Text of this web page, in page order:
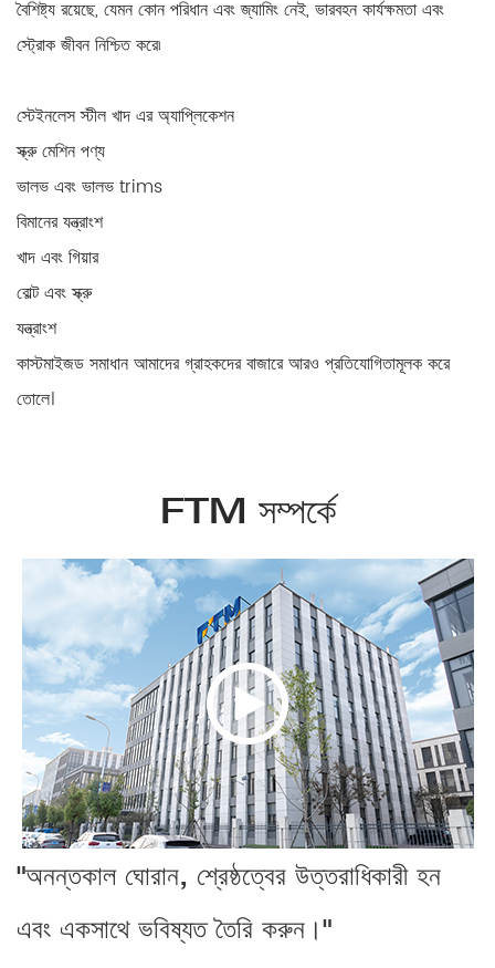
বৈশিষ্ট্য রয়েছে, যেমন কোন পরিধান এবং জ্যামিং নেই, ভারবহন কার্যক্ষমতা এবং
স্ট্রোক জীবন নিশ্চিত করে৷
স্টেইনলেস স্টীল খাদ এর অ্যাপ্লিকেশন
স্ক্রু মেশিন পণ্য
ভালভ এবং ভালভ trims
বিমানের যন্ত্রাংশ
খাদ এবং গিয়ার
বোল্ট এবং স্ক্রু
যন্ত্রাংশ
কাস্টমাইজড সমাধান আমাদের গ্রাহকদের বাজারে আরও প্রতিযোগিতামূলক করে
তোলে।
FTM সম্পর্কে
"অনন্তকাল ঘোরান, শ্রেষ্ঠত্বের উত্তরাধিকারী হন
এবং একসাথে ভবিষ্যত তৈরি করুন।"